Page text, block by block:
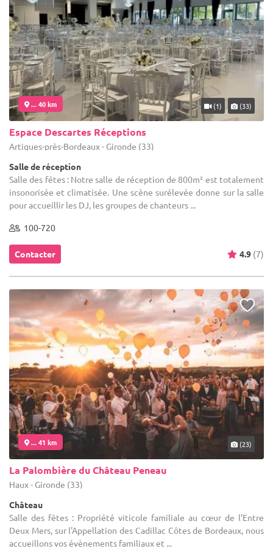
... 40 km (1) (33)
Espace Descartes Réceptions
Artigues-près-Bordeaux - Gironde (33)
Salle de réception
Salle des fêtes : Notre salle de réception de 800m² est totalement
insonorisée et climatisée. Une scène surélevée donne sur la salle
pour accueillir les DJ, les groupes de chanteurs ...
100-720
Contacter 4.9 (7)
... 41 km (23)
La Palombière du Château Peneau
Haux - Gironde (33)
Château
Salle des fêtes : Propriété viticole familiale au cœur de l’Entre
Deux Mers, sur l'Appellation des Cadillac Côtes de Bordeaux, nous
accueillons vos évènements familiaux et ...